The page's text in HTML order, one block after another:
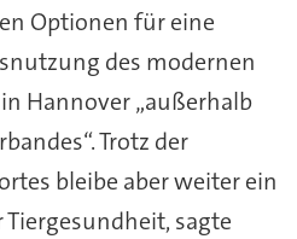
Optionen für eine
des modernen
Hannover „außerhalb
Trotz der
bleibe aber weiter ein
sagte